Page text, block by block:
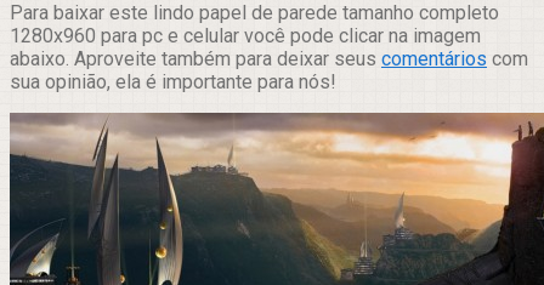
Para baixar este lindo papel de parede tamanho completo
1280x960 para pc e celular você pode clicar na imagem
abaixo. Aproveite também para deixar seus comentários com
sua opinião, ela é importante para nós!